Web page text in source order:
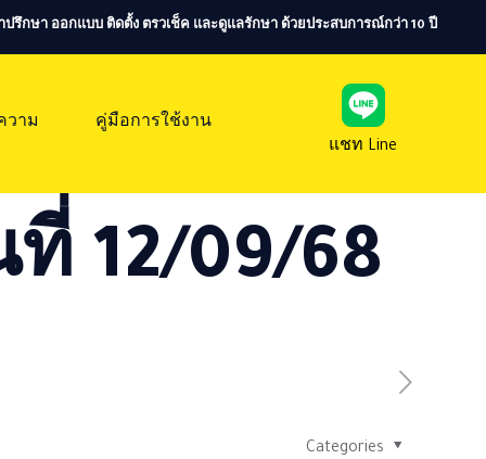
ปรึกษา ออกแบบ ติดตั้ง ตรวเช็ค และดูแลรักษา ด้วยประสบการณ์กว่า 10 ปี
วาม
คู่มือการใช้งาน
แชท Line
12/09/68
Categories